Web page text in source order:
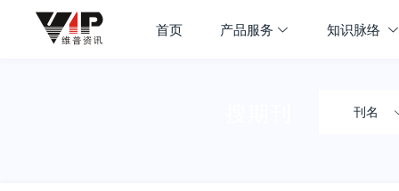
首页 产品服务 知识脉络
刊名